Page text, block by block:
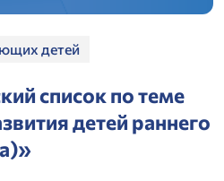
детей
список по теме
детей раннего